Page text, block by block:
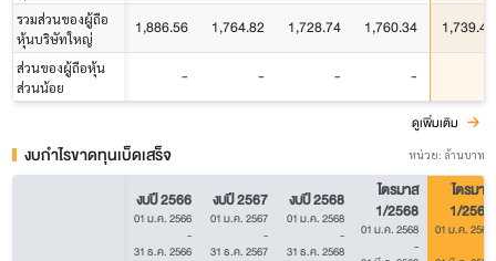
รวมส่วนของผู้ถือ
หุ้นบริษัทใหญ่
1,886.56 1,764.82 1,728.74 1,760.34 1,739.43
ส่วนของผู้ถือหุ้น
ส่วนน้อย
- - - -
ดูเพิ่มเติม
งบกำไรขาดทุนเบ็ดเสร็จ หน่วย: ล้านบาท
งบปี 2566
01 ม.ค. 2566
-
31 ธ.ค. 2566
งบปี 2567
01 ม.ค. 2567
-
31 ธ.ค. 2567
งบปี 2568
01 ม.ค. 2568
-
31 ธ.ค. 2568
ไตรมาส
1/2568
01 ม.ค. 2568
-
ไตรมาส
1/2569
01 ม.ค. 2569